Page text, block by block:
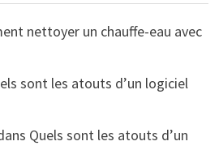
nettoyer un chauffe-eau avec
sont les atouts d’un logiciel
Quels sont les atouts d’un